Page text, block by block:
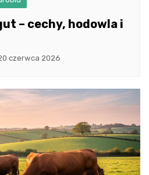
– cechy, hodowla i
czerwca 2026